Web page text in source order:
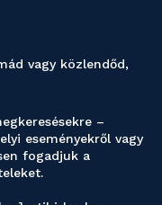
vagy közlendőd,
–
eseményekről vagy
fogadjuk a